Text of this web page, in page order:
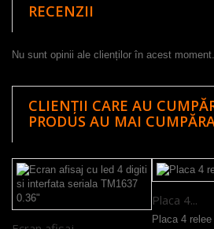
RECENZII
Nu sunt opinii ale clienților în acest moment.
CLIENȚII CARE AU
PRODUS AU MAI
Placa 4...
Placa 4